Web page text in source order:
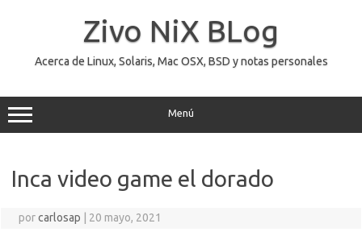
Zivo NiX BLog
Acerca de Linux, Solaris, Mac OSX, BSD y notas personales
Menú
Inca video game el dorado
porcarlosap 20 mayo, 2021